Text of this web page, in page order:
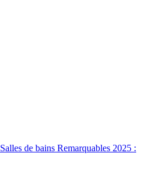
Salles de bains Remarquables 2025 :